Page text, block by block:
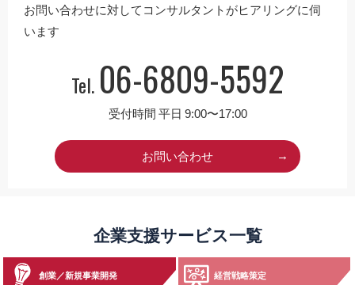
お問い合わせに対してコンサルタントがヒアリングに伺
います
Tel. 06-6809-5592
受付時間 平日 9:00〜17:00
お問い合わせ
企業支援サービス一覧
創業／新規事業開発 経営戦略策定